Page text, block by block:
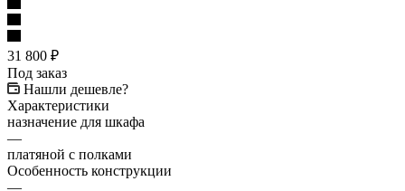
31 800 ₽
Под заказ
Нашли дешевле?
Характеристики
назначение для шкафа
—
платяной с полками
Особенность конструкции
—